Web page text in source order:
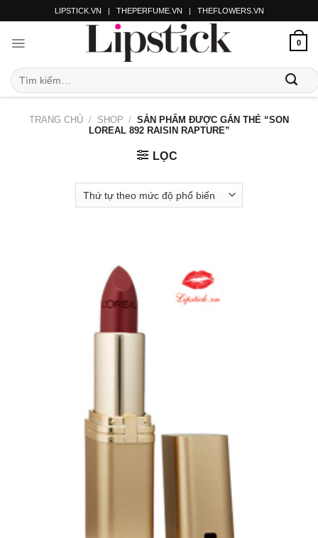
LIPSTICK.VN | THEPERFUME.VN | THEFLOWERS.VN
0
TRANG CHỦ / SHOP / SẢN PHẨM ĐƯỢC GẮN THẺ “SON
LOREAL 892 RAISIN RAPTURE”
LỌC